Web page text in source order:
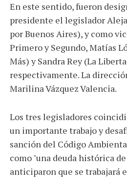
En este sentido, fueron
presidente el legislador
por Buenos Aires), y como
Primero y Segundo, Matías
Más) y Sandra Rey (La
respectivamente. La
Marilina Vázquez Valencia.
Los tres legisladores
un importante trabajo y
sanción del Código
como "una deuda histórica
anticiparon que se trabajará